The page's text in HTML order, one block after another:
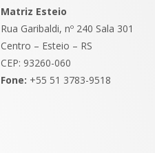
Matriz Esteio
Rua Garibaldi, nº 240 Sala 301
Centro – Esteio – RS
CEP: 93260-060
Fone: +55 51 3783-9518